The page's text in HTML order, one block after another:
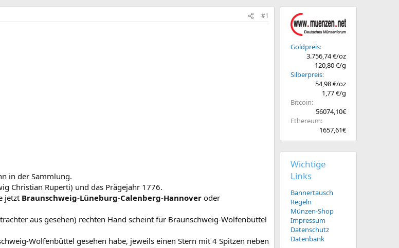
#1
in der Sammlung.
Christian Ruperti) und das Prägejahr 1776.
jetzt Braunschweig-Lüneburg-Calenberg-Hannover oder
aus gesehen) rechten Hand scheint für Braunschweig-Wolfenbüttel
Wolfenbüttel gesehen habe, jeweils einen Stern mit 4 Spitzen neben
Goldpreis
3.756,74 €/oz
120,80 €/g
Silberpreis
54,98 €/oz
1,77 €/g
Bitcoin
56074,10€
Ethereum
1657,61€
Wichtige
Links
Bannertausch
Regeln
Münzen-Shop
Impressum
Datenschutz
Datenbank